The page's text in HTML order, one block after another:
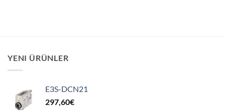
YENI ÜRÜNLER
E3S-DCN21
297,60€